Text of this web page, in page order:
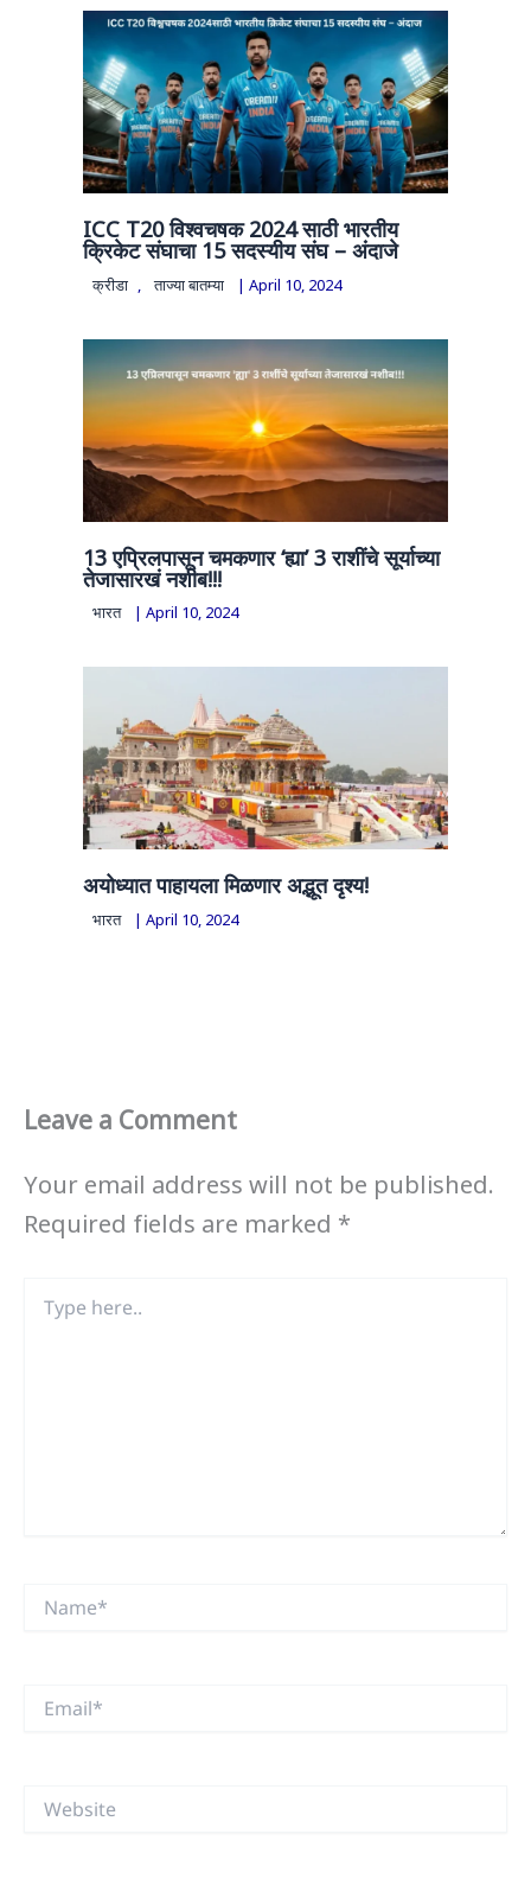
ICC T20 विश्वचषक 2024 साठी भारतीय
क्रिकेट संघाचा 15 सदस्यीय संघ – अंदाजे
क्रीडा ताज्या बातम्या | April 10, 2024
13 एप्रिलपासून चमकणार ‘ह्या’ 3 राशींचे सूर्याच्या
तेजासारखं नशीब!!!
भारत | April 10, 2024
अयोध्यात पाहायला मिळणार अद्भूत दृश्य!
भारत | April 10, 2024
Leave a Comment
Your email address will not be published.
Required fields are marked *
here..